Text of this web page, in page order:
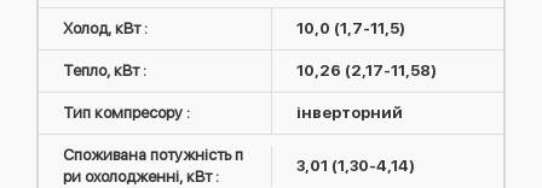
Холод, кВт : 10,0 (1,7-11,5)
Тепло, кВт : 10,26 (2,17-11,58)
Тип компресору : інверторний
Споживана потужність п
ри охолодженні, кВт :
3,01 (1,30-4,14)